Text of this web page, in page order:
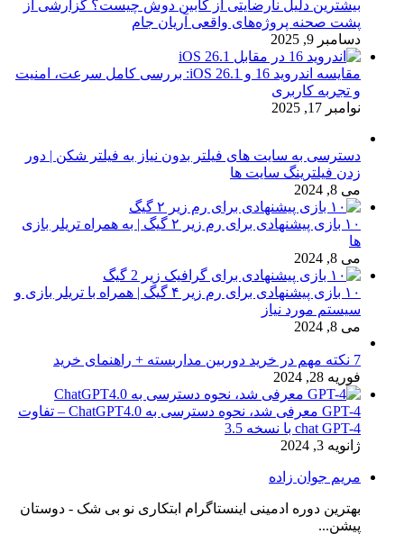
بیشترین دلیل نارضایتی از کابین دوش چیست؟ گزارشی از
پشت صحنه پروژه‌های واقعی آریان جام
دسامبر 9, 2025
مقایسه اندروید 16 و iOS 26.1: بررسی کامل سرعت، امنیت
و تجربه کاربری
نوامبر 17, 2025
دسترسی به سایت های فیلتر بدون نیاز به فیلتر شکن | دور
زدن فیلترینگ سایت ها
می 8, 2024
۱۰ بازی پیشنهادی برای رم زیر ۲ گیگ | به همراه تریلر بازی
ها
می 8, 2024
۱۰ بازی پیشنهادی برای رم زیر ۴ گیگ | همراه با تریلر بازی و
سیستم مورد نیاز
می 8, 2024
7 نکته مهم در خرید دوربین مداربسته + راهنمای خرید
فوریه 28, 2024
GPT-4 معرفی شد، نحوه دسترسی به ChatGPT4.0 – تفاوت
chat GPT-4 با نسخه 3.5
ژانویه 3, 2024
مریم جوان زاده
بهترین دوره ادمینی اینستاگرام ابتکاری نو بی شک - دوستان
پیشن...